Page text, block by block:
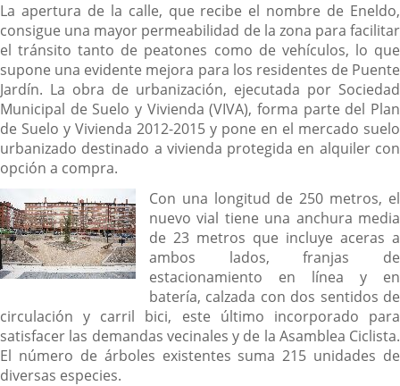
La apertura de la calle, que recibe el nombre de Eneldo,
consigue una mayor permeabilidad de la zona para facilitar
el tránsito tanto de peatones como de vehículos, lo que
supone una evidente mejora para los residentes de Puente
Jardín. La obra de urbanización, ejecutada por Sociedad
Municipal de Suelo y Vivienda (VIVA), forma parte del Plan
de Suelo y Vivienda 2012-2015 y pone en el mercado suelo
urbanizado destinado a vivienda protegida en alquiler con
opción a compra.
Con una longitud de 250 metros, el
nuevo vial tiene una anchura media
de 23 metros que incluye aceras a
ambos lados, franjas de
estacionamiento en línea y en
batería, calzada con dos sentidos de
circulación y carril bici, este último incorporado para
satisfacer las demandas vecinales y de la Asamblea Ciclista.
El número de árboles existentes suma 215 unidades de
diversas especies.